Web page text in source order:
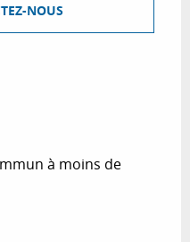
NOUS
à moins de